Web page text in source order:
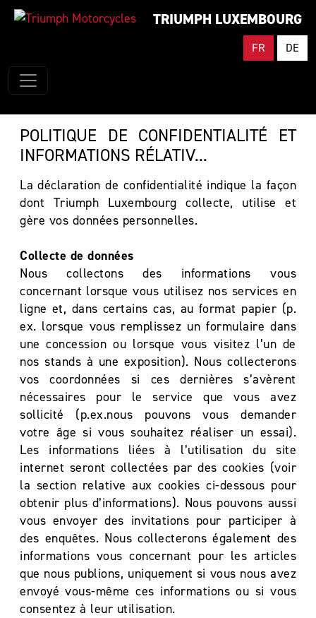
TRIUMPH LUXEMBOURG
FR DE
POLITIQUE DE CONFIDENTIALITÉ ET
INFORMATIONS RÉLATIV...
La déclaration de confidentialité indique la façon
dont Triumph Luxembourg collecte, utilise et
gère vos données personnelles.
Collecte de données
Nous collectons des informations vous
concernant lorsque vous utilisez nos services en
ligne et, dans certains cas, au format papier (p.
ex. lorsque vous remplissez un formulaire dans
une concession ou lorsque vous visitez l’un de
nos stands à une exposition). Nous collecterons
vos coordonnées si ces dernières s’avèrent
nécessaires pour le service que vous avez
sollicité (p.ex.nous pouvons vous demander
votre âge si vous souhaitez réaliser un essai).
Les informations liées à l’utilisation du site
internet seront collectées par des cookies (voir
la section relative aux cookies ci-dessous pour
obtenir plus d’informations). Nous pouvons aussi
vous envoyer des invitations pour participer à
des enquêtes. Nous collecterons également des
informations vous concernant pour les articles
que nous publions, uniquement si vous nous avez
envoyé vous-même ces informations ou si vous
consentez à leur utilisation.